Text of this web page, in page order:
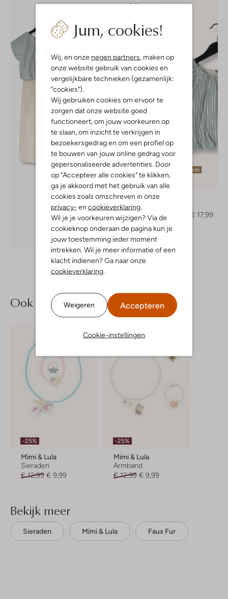
Jum, cookies!
Wij, en onze negen partners , maken op
onze website gebruik van cookies en
vergelijkbare technieken (gezamenlijk:
"cookies").
Wij gebruiken cookies om ervoor te
zorgen dat onze website goed
functioneert, om jouw voorkeuren op
te slaan, om inzicht te verkrijgen in
bezoekersgedrag en om een profiel op
te bouwen van jouw online gedrag voor
gepersonaliseerde advertenties. Door
op "Accepteer alle cookies" te klikken,
ga je akkoord met het gebruik van alle
cookies zoals omschreven in onze
privacy- en cookieverklaring
Wil je je voorkeuren wijzigen? Via de
cookieknop onderaan de pagina kun je
jouw toestemming ieder moment
intrekken. Wil je meer informatie of een
klacht indienen? Ga naar onze
cookieverklaring
Weigeren Accepteren
Cookie-instellingen
Ontdek de look
Laatste item
€ 44,99
€ 17,99
Ook iets voor jou?
-25%
Mimi & Lula
Sieraden
€ 12,99 € 9,99
-25%
Mimi & Lula
Armband
€ 12,99 € 9,99
Bekijk meer
Sieraden Mimi & Lula Faux Fur